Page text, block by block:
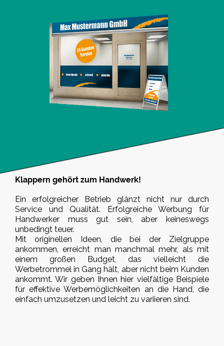
Klappern gehört zum Handwerk!
Ein erfolgreicher Betrieb glänzt nicht nur durch
Service und Qualität. Erfolgreiche Werbung für
Handwerker muss gut sein, aber keineswegs
unbedingt teuer.
Mit originellen Ideen, die bei der Zielgruppe
ankommen, erreicht man manchmal mehr, als mit
einem großen Budget, das vielleicht die
Werbetrommel in Gang hält, aber nicht beim Kunden
ankommt. Wir geben Ihnen hier vielfältige Beispiele
für effektive Werbemöglichkeiten an die Hand, die
einfach umzusetzen und leicht zu variieren sind.